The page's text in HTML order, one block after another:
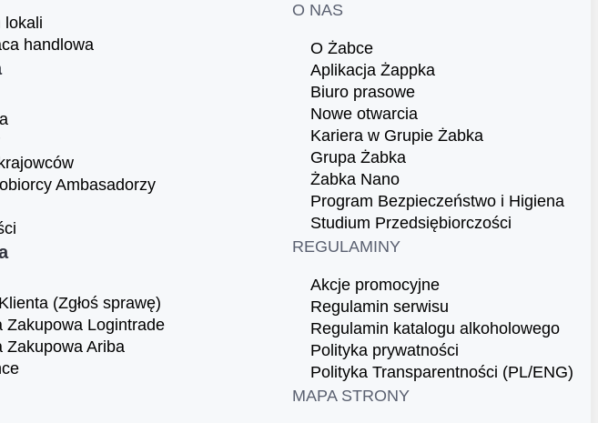
lokali
handlowa
Ambasadorzy
(Zgłoś sprawę)
Zakupowa Logintrade
Zakupowa Ariba
O NAS
O Żabce
Aplikacja Żappka
Biuro prasowe
Nowe otwarcia
Kariera w Grupie Żabka
Grupa Żabka
Żabka Nano
Program Bezpieczeństwo i Higiena
Studium Przedsiębiorczości
REGULAMINY
Akcje promocyjne
Regulamin serwisu
Regulamin katalogu alkoholowego
Polityka prywatności
Polityka Transparentności (PL/ENG)
MAPA STRONY